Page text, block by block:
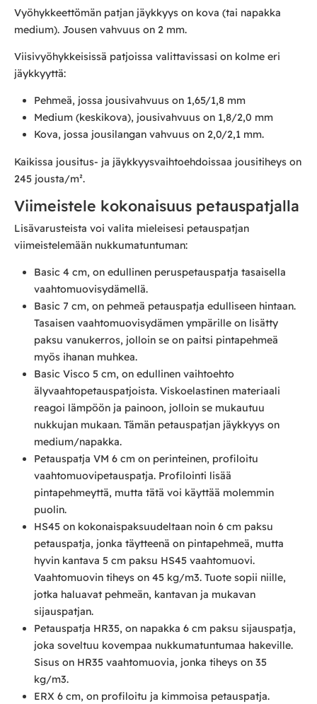
Vyöhykkeettömän patjan jäykkyys on kova (tai napakka
medium). Jousen vahvuus on 2 mm.
Viisivyöhykkeisissä patjoissa valittavissasi on kolme eri
jäykkyyttä:
Pehmeä, jossa jousivahvuus on 1,65/1,8 mm
Medium (keskikova), jousivahvuus on 1,8/2,0 mm
Kova, jossa jousilangan vahvuus on 2,0/2,1 mm.
Kaikissa jousitus- ja jäykkyysvaihtoehdoissaa jousitiheys on
245 jousta/m².
Viimeistele kokonaisuus petauspatjalla
Lisävarusteista voi valita mieleisesi petauspatjan
viimeistelemään nukkumatuntuman:
Basic 4 cm, on edullinen peruspetauspatja tasaisella
vaahtomuovisydämellä.
Basic 7 cm, on pehmeä petauspatja edulliseen hintaan.
Tasaisen vaahtomuovisydämen ympärille on lisätty
paksu vanukerros, jolloin se on paitsi pintapehmeä
myös ihanan muhkea.
Basic Visco 5 cm, on edullinen vaihtoehto
älyvaahtopetauspatjoista. Viskoelastinen materiaali
reagoi lämpöön ja painoon, jolloin se mukautuu
nukkujan mukaan. Tämän petauspatjan jäykkyys on
medium/napakka.
Petauspatja VM 6 cm on perinteinen, profiloitu
vaahtomuovipetauspatja. Profilointi lisää
pintapehmeyttä, mutta tätä voi käyttää molemmin
puolin.
HS45 on kokonaispaksuudeltaan noin 6 cm paksu
petauspatja, jonka täytteenä on pintapehmeä, mutta
hyvin kantava 5 cm paksu HS45 vaahtomuovi.
Vaahtomuovin tiheys on 45 kg/m3. Tuote sopii niille,
jotka haluavat pehmeän, kantavan ja mukavan
sijauspatjan.
Petauspatja HR35, on napakka 6 cm paksu sijauspatja,
joka soveltuu kovempaa nukkumatuntumaa hakeville.
Sisus on HR35 vaahtomuovia, jonka tiheys on 35
kg/m3.
ERX 6 cm, on profiloitu ja kimmoisa petauspatja.